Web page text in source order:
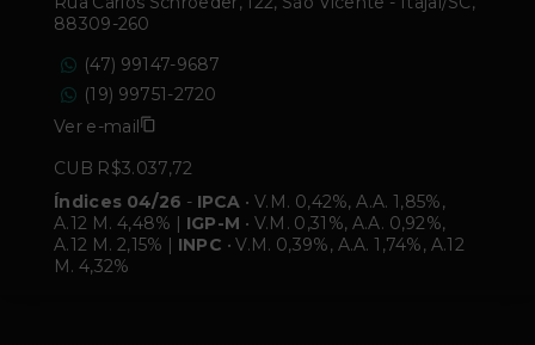
88309-260
(47) 99147-9687
(19) 99751-2720
Ver e-mail
CUB R$3.037,72
Índices 04/26 - IPCA • V.M. 0,42%, A.A. 1,85%,
A.12 M. 4,48% | IGP-M • V.M. 0,31%, A.A. 0,92%,
A.12 M. 2,15% | INPC • V.M. 0,39%, A.A. 1,74%, A.12
M. 4,32%